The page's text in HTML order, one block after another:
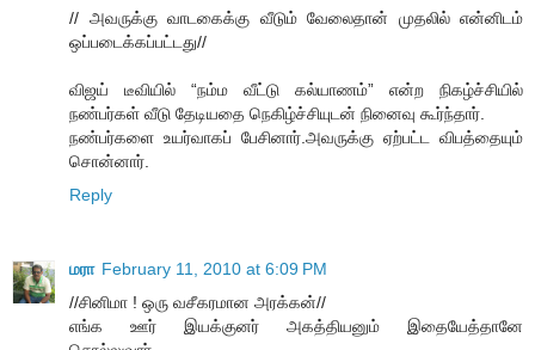
// அவருக்கு வாடகைக்கு வீடும் வேலைதான் முதலில் என்னிடம்
ஒப்படைக்கப்பட்டது//
விஜய் டீவியில் “நம்ம வீட்டு கல்யாணம்” என்ற நிகழ்ச்சியில்
நண்பர்கள் வீடு தேடியதை நெகிழ்ச்சியுடன் நினைவு கூர்ந்தார்.
நண்பர்களை உயர்வாகப் பேசினார்.அவருக்கு ஏற்பட்ட விபத்தையும்
சொன்னார்.
Reply
மரா February 11, 2010 at 6:09 PM
//சினிமா ! ஒரு வசீகரமான அரக்கன்//
எங்க ஊர் இயக்குனர் அகத்தியனும் இதையேத்தானே